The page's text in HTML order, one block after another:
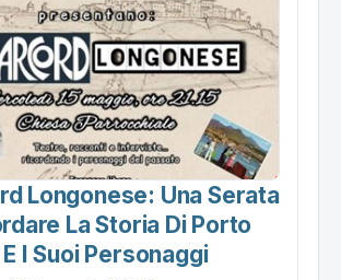
Longonese: Una Serata
La Storia Di Porto
I Suoi Personaggi